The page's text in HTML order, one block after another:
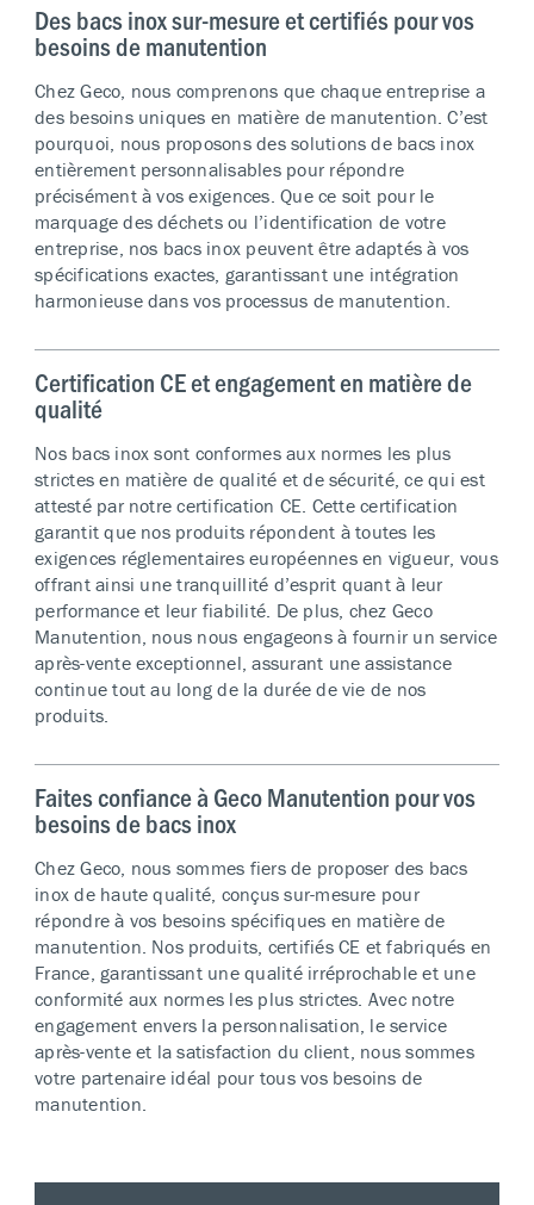
Des bacs inox sur-mesure et certifiés pour vos
besoins de manutention
Chez Geco, nous comprenons que chaque entreprise a
des besoins uniques en matière de manutention. C’est
pourquoi, nous proposons des solutions de bacs inox
entièrement personnalisables pour répondre
précisément à vos exigences. Que ce soit pour le
marquage des déchets ou l’identification de votre
entreprise, nos bacs inox peuvent être adaptés à vos
spécifications exactes, garantissant une intégration
harmonieuse dans vos processus de manutention.
Certification CE et engagement en matière de
qualité
Nos bacs inox sont conformes aux normes les plus
strictes en matière de qualité et de sécurité, ce qui est
attesté par notre certification CE. Cette certification
garantit que nos produits répondent à toutes les
exigences réglementaires européennes en vigueur, vous
offrant ainsi une tranquillité d’esprit quant à leur
performance et leur fiabilité. De plus, chez Geco
Manutention, nous nous engageons à fournir un service
après-vente exceptionnel, assurant une assistance
continue tout au long de la durée de vie de nos
produits.
Faites confiance à Geco Manutention pour vos
besoins de bacs inox
Chez Geco, nous sommes fiers de proposer des bacs
inox de haute qualité, conçus sur-mesure pour
répondre à vos besoins spécifiques en matière de
manutention. Nos produits, certifiés CE et fabriqués en
France, garantissant une qualité irréprochable et une
conformité aux normes les plus strictes. Avec notre
engagement envers la personnalisation, le service
après-vente et la satisfaction du client, nous sommes
votre partenaire idéal pour tous vos besoins de
manutention.